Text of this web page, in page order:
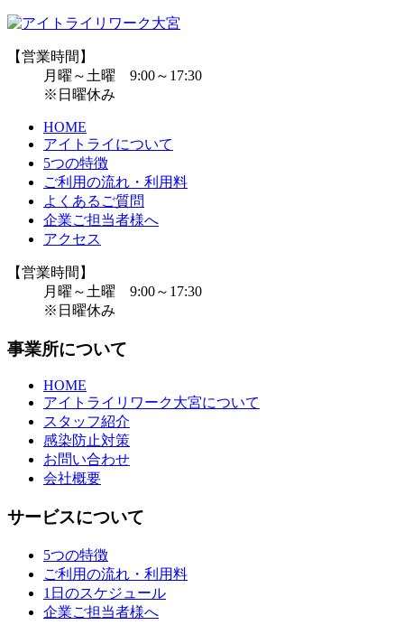
【営業時間】
月曜～土曜 9:00～17:30
※日曜休み
HOME
アイトライについて
5つの特徴
ご利用の流れ・利用料
よくあるご質問
企業ご担当者様へ
アクセス
【営業時間】
月曜～土曜 9:00～17:30
※日曜休み
事業所について
HOME
アイトライリワーク大宮について
スタッフ紹介
感染防止対策
お問い合わせ
会社概要
サービスについて
5つの特徴
ご利用の流れ・利用料
1日のスケジュール
企業ご担当者様へ